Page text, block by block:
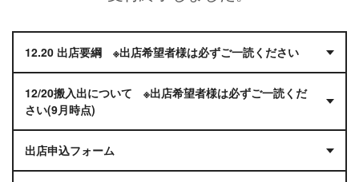
12.20 出店要綱 ※出店希望者様は必ずご一読ください
12/20搬入出について ※出店希望者様は必ずご一読くだ
さい(9月時点)
出店申込フォーム